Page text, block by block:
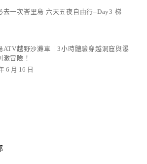
去一次峇里島 六天五夜自由行–Day3 梯
ATV越野沙灘車｜3小時體驗穿越洞窟與瀑
激冒險！
6 月 16 日